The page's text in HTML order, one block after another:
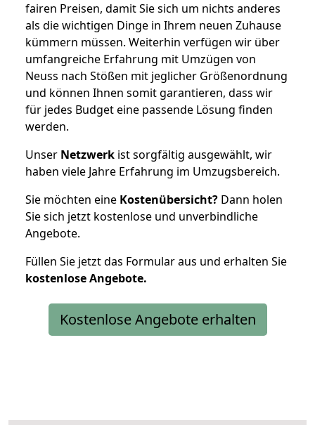
fairen Preisen, damit Sie sich um nichts anderes
als die wichtigen Dinge in Ihrem neuen Zuhause
kümmern müssen. Weiterhin verfügen wir über
umfangreiche Erfahrung mit Umzügen von
Neuss nach Stößen mit jeglicher Größenordnung
und können Ihnen somit garantieren, dass wir
für jedes Budget eine passende Lösung finden
werden.
Unser Netzwerk ist sorgfältig ausgewählt, wir
haben viele Jahre Erfahrung im Umzugsbereich.
Sie möchten eine Kostenübersicht? Dann holen
Sie sich jetzt kostenlose und unverbindliche
Angebote.
Füllen Sie jetzt das Formular aus und erhalten Sie
kostenloseAngebote.
Kostenlose Angebote erhalten